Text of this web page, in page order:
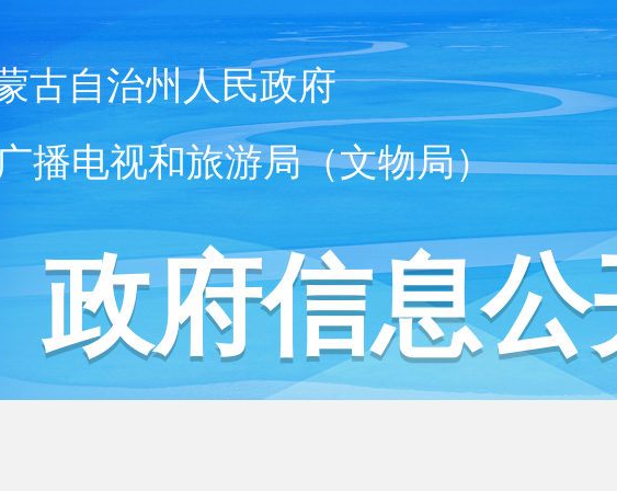
古自治州人民政府
播电视和旅游局（文物局）
政府信息公